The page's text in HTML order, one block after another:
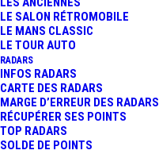
LE SALON RÉTROMOBILE
LE MANS CLASSIC
LE TOUR AUTO
RADARS
INFOS RADARS
CARTE DES RADARS
MARGE D’ERREUR DES RADARS
RÉCUPÉRER SES POINTS
TOP RADARS
SOLDE DE POINTS